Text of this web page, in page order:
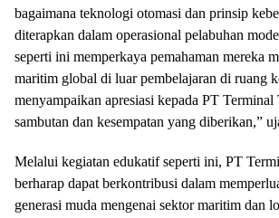
bagaimana teknologi otomasi dan prinsip
diterapkan dalam operasional pelabuhan
seperti ini memperkaya pemahaman mereka
maritim global di luar pembelajaran di ruang
menyampaikan apresiasi kepada PT
sambutan dan kesempatan yang diberikan,”
Melalui kegiatan edukatif seperti ini, PT
berharap dapat berkontribusi dalam
generasi muda mengenai sektor maritim dan